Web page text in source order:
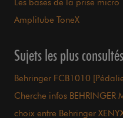
Les bases de la prise micro
Amplitube ToneX
Sujets les plus consultés
Behringer FCB1010
Cherche infos BEHRINGER
choix entre Behringer